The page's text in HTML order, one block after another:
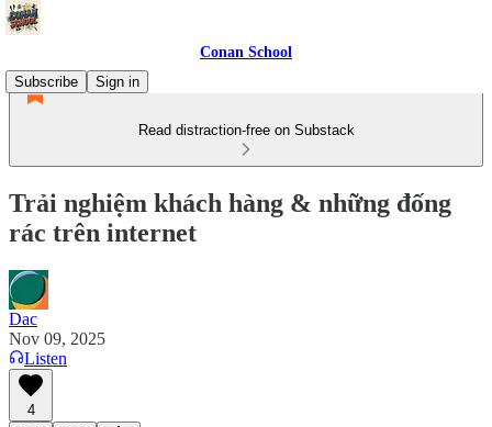
Conan School
Subscribe
Sign in
Read distraction-free on Substack
Trải nghiệm khách hàng & những đống
rác trên internet
Dac
Nov 09, 2025
Listen
4